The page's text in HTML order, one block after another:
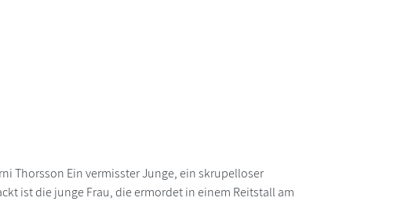
Thorsson Ein vermisster Junge, ein skrupelloser
ist die junge Frau, die ermordet in einem Reitstall am